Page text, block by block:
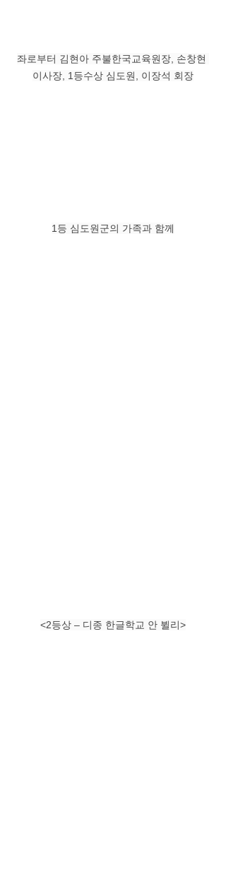
좌로부터 김현아 주불한국교육원장, 손창현
이사장, 1등수상 심도원, 이장석 회장
1등 심도원군의 가족과 함께
<2등상 – 디종 한글학교 안 뷜리>